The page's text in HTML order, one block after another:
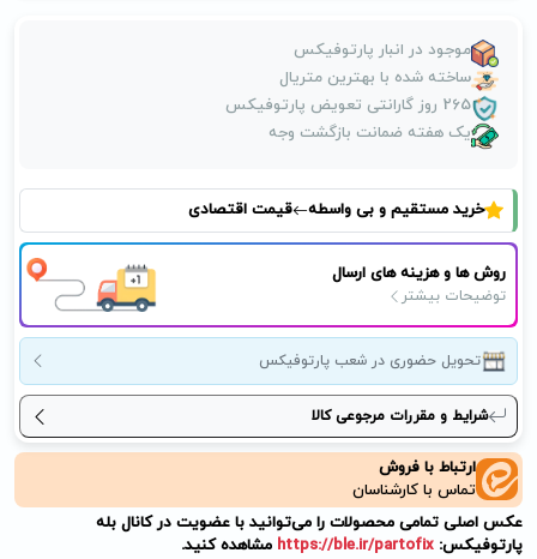
موجود در انبار پارتوفیکس
ساخته شده با بهترین متریال
265 روز گارانتی تعویض پارتوفیکس
یک هفته ضمانت بازگشت وجه
خرید مستقیم و بی واسطه قیمت اقتصادی
روش ها و هزینه های ارسال
توضیحات بیشتر
تحویل حضوری در شعب پارتوفیکس
شرایط و مقررات مرجوعی کالا
ارتباط با فروش
تماس با کارشناسان
عکس اصلی تمامی محصولات را می‌توانید با عضویت در کانال بله
پارتوفیکس: https://ble.ir/partofix مشاهده کنید.